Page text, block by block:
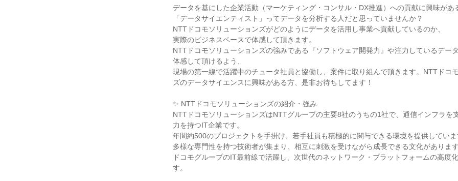
データを基にした企業活動（マーケティング・コンサル・DX推進）への貢献に興味があ
「データサイエンティスト」ってデータを分析する人だと思っていませんか？
NTTドコモソリューションズがどのようにデータを活用し事業へ貢献しているのか、
実際のビジネスベースで体感して頂きます。
NTTドコモソリューションズの強みである『ソフトウェア開発力』や注力しているデー
体感して頂けるよう、
現場の第一線で活躍中のチュータ社員と協働し、案件に取り組んで頂きます。NTTドコ
ズのデータサイエンスに興味がある方、是非お待ちしてます！
✨ NTTドコモソリューションズの紹介・強み
NTTドコモソリューションズはNTTグループの主要8社のうちの1社で、通信インフラを
力を持つIT企業です。
年間約500のプロジェクトを手掛け、若手社員も積極的に関与できる環境を提供していま
多様な専門性を持つ技術者が集まり、相互に刺激を受けながら成長できる文化があります
ドコモグループのIT最前線で活躍し、次世代のネットワーク・プラットフォームの高度
す。